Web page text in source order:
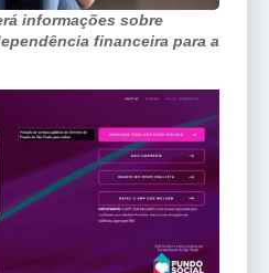
informações sobre
financeira para a